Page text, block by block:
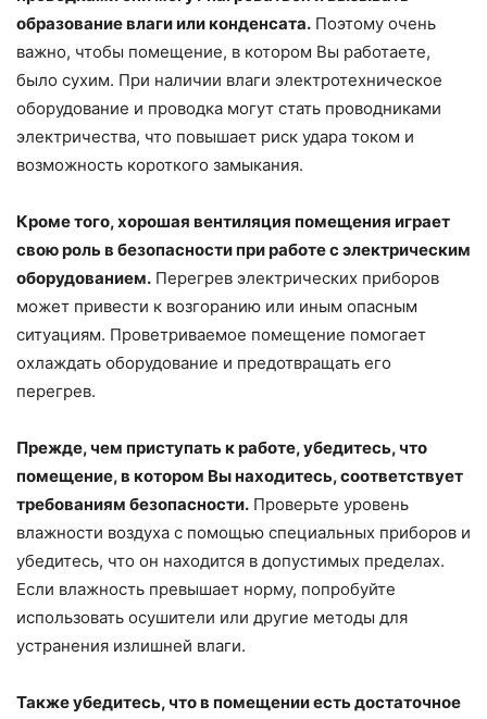
образование влаги или конденсата. Поэтому очень
важно, чтобы помещение, в котором Вы работаете,
было сухим. При наличии влаги электротехническое
оборудование и проводка могут стать проводниками
электричества, что повышает риск удара током и
возможность короткого замыкания.
Кроме того, хорошая вентиляция помещения играет
свою роль в безопасности при работе с электрическим
оборудованием. Перегрев электрических приборов
может привести к возгоранию или иным опасным
ситуациям. Проветриваемое помещение помогает
охлаждать оборудование и предотвращать его
перегрев.
Прежде, чем приступать к работе, убедитесь, что
помещение, в котором Вы находитесь, соответствует
требованиям безопасности. Проверьте уровень
влажности воздуха с помощью специальных приборов и
убедитесь, что он находится в допустимых пределах.
Если влажность превышает норму, попробуйте
использовать осушители или другие методы для
устранения излишней влаги.
Также убедитесь, что в помещении есть достаточное